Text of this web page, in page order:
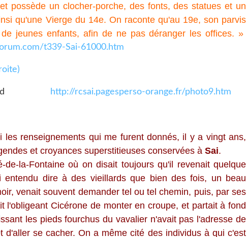
possède un clocher-porche, des fonts, des statues et un
qu'une Vierge du 14e. On raconte qu'au 19e, son parvis
jeunes enfants, afin de ne pas déranger les offices. »
t339-Sai-61000.htm
http://rcsai.pagesperso-orange.fr/photo9.htm
renseignements qui me furent donnés, il y a vingt ans,
et croyances superstitieuses conservées à Sai.
la-Fontaine où on disait toujours qu'il revenait quelque
dire à des vieillards que bien des fois, un beau
venait souvent demander tel ou tel chemin, puis, par ses
l'obligeant Cicérone de monter en croupe, et partait à fond
les pieds fourchus du vavalier n'avait pas l'adresse de
d'aller se cacher. On a même cité des individus à qui c'est